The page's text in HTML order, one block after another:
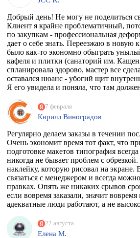
Добрый день! Не могу не поделиться
Клиент я крайне проблематичный,
по закупкам - профессиональная
дает о себе знать. Переезжаю в новую
было как-то экономно обыграть
кафеля и плитки (санаторий им.
спланировала здорово, мастер все
оставался нюанс - убогий щит
Я его увидела и поняла, что там
фирму, которая может это сделать.
моем случае, потому что наклейка
водостойкая, под мой размер и еще по
учитывая, что типографии не
Перерыла весь инет, разговаривала
Ростова, как говорится "и там
на эту организацию! Знала, что 100%
надежда, как говорится, живее всех
приняли, менеджер Ярослава всегда
отвечала на все вопросы, напечатали
после получения макета. Мой визит в
отдельная история - абсолютно
люди!!!! Позитив сквозит даже от
РЕКОМЕНДУЮ ВСЕМИ ФИБРАМИ
7 февраля
Кирилл Виноградов
Регулярно делаем заказы в течении
Очень экономит время тот факт, что
подготовке макетов типография
никогда не бывает проблем с
наклейку, которую рисовал на экране.
связаться с менеджером и всегда
правках. Опять же никаких срывов
если вовремя заказали, значит
адекватные люди работают, а не
22 августа
Елена М.